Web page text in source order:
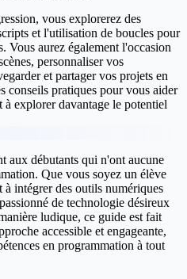
vous explorerez des
et l'utilisation de boucles pour
Vous aurez également l'occasion
personnaliser vos
et partager vos projets en
conseils pratiques pour vous aider
à explorer davantage le potentiel
aux débutants qui n'ont aucune
Que vous soyez un élève
intégrer des outils numériques
de technologie désireux
ludique, ce guide est fait
accessible et engageante,
en programmation à tout